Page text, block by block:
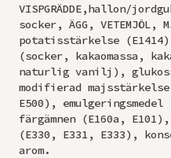
VISPGRÄDDE,hallon/
socker, ÄGG, VETEMJÖL,
potatisstärkelse
(socker, kakaomassa,
naturlig vanilj),
modifierad
E500),
färgämnen (E160a,
(E330, E331, E333),
arom.